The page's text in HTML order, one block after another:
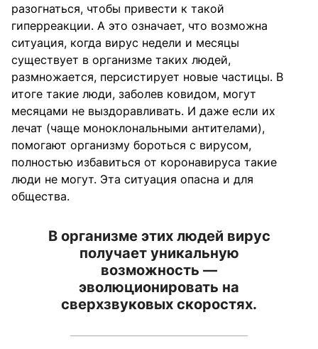
разогнаться, чтобы привести к такой
гиперреакции. А это означает, что возможна
ситуация, когда вирус недели и месяцы
существует в организме таких людей,
размножается, персистирует новые частицы. В
итоге такие люди, заболев ковидом, могут
месяцами не выздоравливать. И даже если их
лечат (чаще моноклональными антителами),
помогают организму бороться с вирусом,
полностью избавиться от коронавируса такие
люди не могут. Эта ситуация опасна и для
общества.
В организме этих людей вирус
получает уникальную
возможность —
эволюционировать на
сверхзвуковых скоростях.